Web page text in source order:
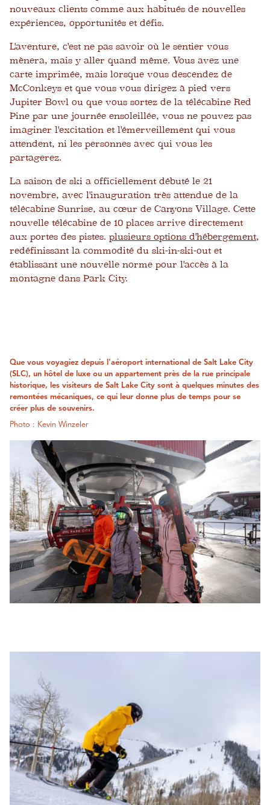
nouveaux clients comme aux habitués de nouvelles
expériences, opportunités et défis.
L'aventure, c'est ne pas savoir où le sentier vous
mènera, mais y aller quand même. Vous avez une
carte imprimée, mais lorsque vous descendez de
McConkeys et que vous vous dirigez à pied vers
Jupiter Bowl ou que vous sortez de la télécabine Red
Pine par une journée ensoleillée, vous ne pouvez pas
imaginer l'excitation et l'émerveillement qui vous
attendent, ni les personnes avec qui vous les
partagerez.
La saison de ski a officiellement débuté le 21
novembre, avec l'inauguration très attendue de la
télécabine Sunrise, au cœur de Canyons Village. Cette
nouvelle télécabine de 10 places arrive directement
aux portes des pistes. plusieurs options d'hébergement,
redéfinissant la commodité du ski-in-ski-out et
établissant une nouvelle norme pour l'accès à la
montagne dans Park City.
Que vous voyagiez depuis l'aéroport international de Salt Lake City
(SLC), un hôtel de luxe ou un appartement près de la rue principale
historique, les visiteurs de Salt Lake City sont à quelques minutes des
remontées mécaniques, ce qui leur donne plus de temps pour se
créer plus de souvenirs.
Photo : Kevin Winzeler